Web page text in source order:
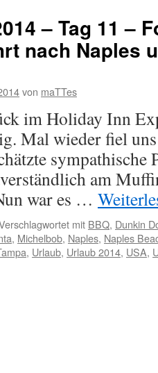
– Tag 11 –
nach Naples
von maTTes
im Holiday Inn
Mal wieder fiel
am
war es …
mit BBQ, Dunkin
, Michelbob, Naples, Naples
, Urlaub, Urlaub 2014, USA,